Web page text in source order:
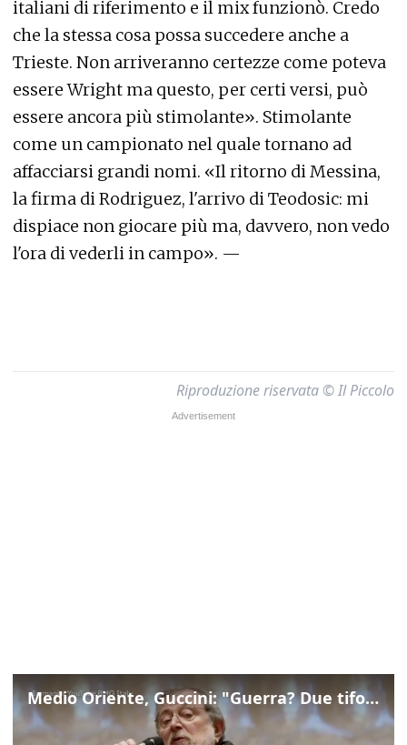
italiani di riferimento e il mix funzionò. Credo
che la stessa cosa possa succedere anche a
Trieste. Non arriveranno certezze come poteva
essere Wright ma questo, per certi versi, può
essere ancora più stimolante». Stimolante
come un campionato nel quale tornano ad
affacciarsi grandi nomi. «Il ritorno di Messina,
la firma di Rodriguez, l'arrivo di Teodosic: mi
dispiace non giocare più ma, davvero, non vedo
l'ora di vederli in campo». —
Riproduzione riservata © Il Piccolo
Medio Oriente, Guccini: "Guerra? Due tifoserie che si urlano contro e dimenticano vittime"